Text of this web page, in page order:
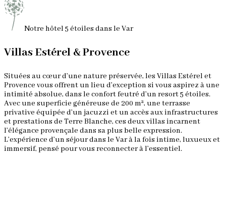
Notre hôtel 5 étoiles dans le Var
Villas Estérel & Provence
Situées au cœur d’une nature préservée, les Villas Estérel et
Provence vous offrent un lieu d’exception si vous aspirez à une
intimité absolue, dans le confort feutré d’un resort 5 étoiles.
Avec une superficie généreuse de 200 m², une terrasse
privative équipée d’un jacuzzi et un accès aux infrastructures
et prestations de Terre Blanche, ces deux villas incarnent
l’élégance provençale dans sa plus belle expression.
L’expérience d’un séjour dans le Var à la fois intime, luxueux et
immersif, pensé pour vous reconnecter à l’essentiel.